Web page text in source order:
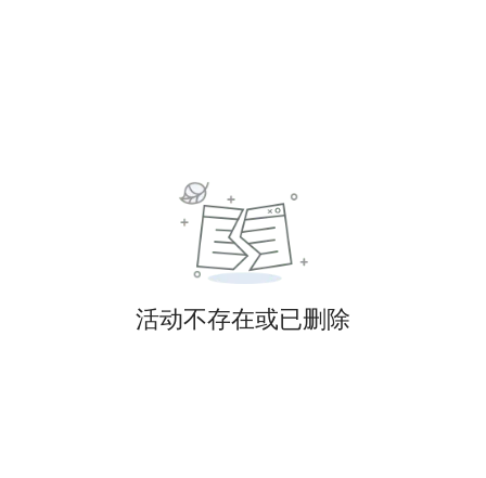
活动不存在或已删除